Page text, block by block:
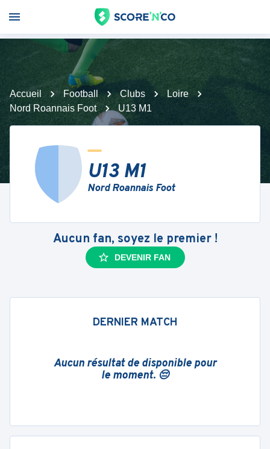
Accueil Football Clubs
Loire
Nord Roannais Foot
U13 M1
U13 M1
Nord Roannais Foot
Aucun fan, soyez le premier !
DEVENIR FAN
DERNIER MATCH
Aucun résultat de disponible pour
le moment. 😔